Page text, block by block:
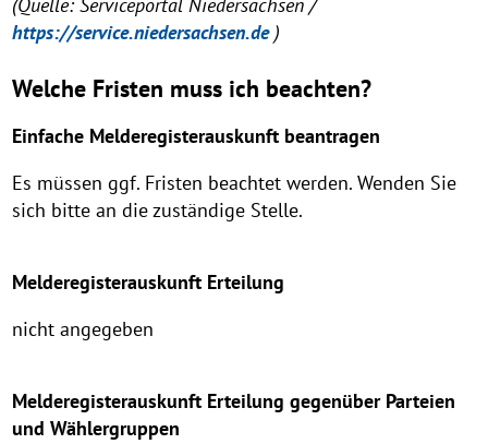
https://service.niedersachsen.de)
Welche Fristen muss ich beachten?
Einfache Melderegisterauskunft beantragen
Es müssen ggf. Fristen beachtet werden. Wenden Sie
sich bitte an die zuständige Stelle.
Melderegisterauskunft Erteilung
nicht angegeben
Melderegisterauskunft Erteilung gegenüber Parteien
und Wählergruppen